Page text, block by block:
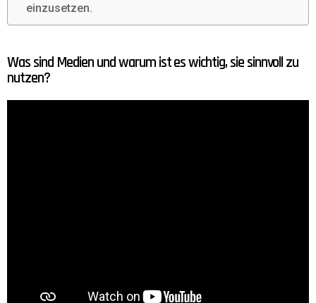
einzusetzen.
Was sind Medien und warum ist es wichtig, sie sinnvoll zu
nutzen?